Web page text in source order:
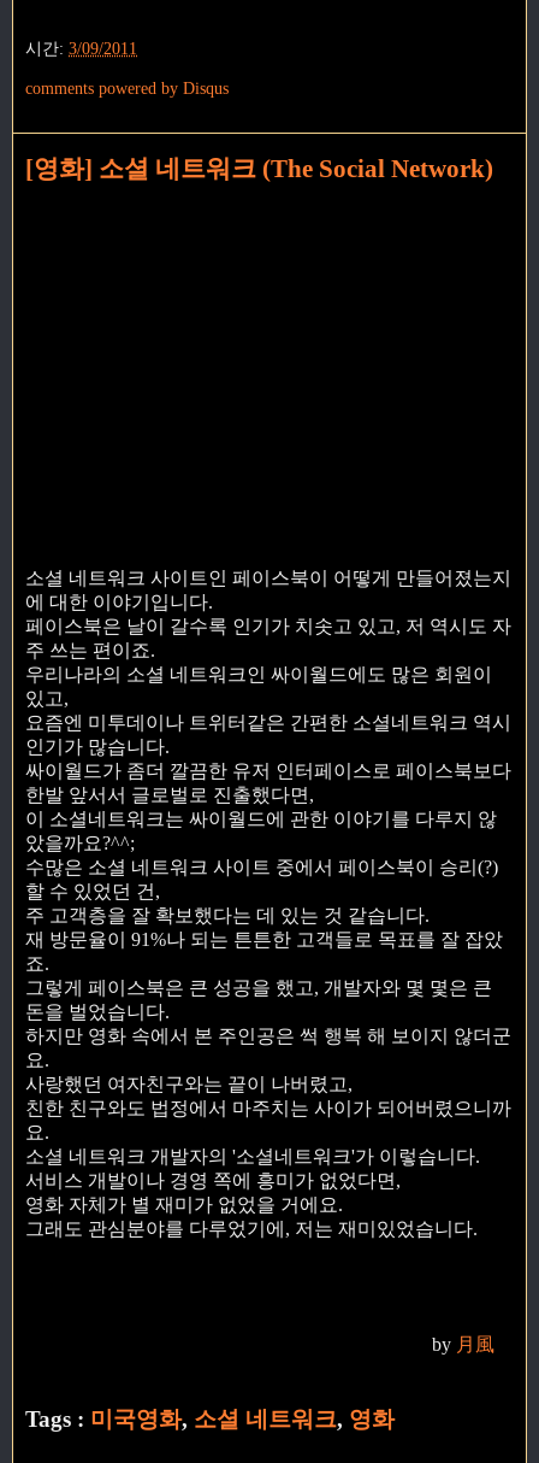
시간: 3/09/2011
comments powered by Disqus
[영화] 소셜 네트워크 (The Social Network)
소셜 네트워크 사이트인 페이스북이 어떻게 만들어졌는지
에 대한 이야기입니다.
페이스북은 날이 갈수록 인기가 치솟고 있고, 저 역시도 자
주 쓰는 편이죠.
우리나라의 소셜 네트워크인 싸이월드에도 많은 회원이
있고,
요즘엔 미투데이나 트위터같은 간편한 소셜네트워크 역시
인기가 많습니다.
싸이월드가 좀더 깔끔한 유저 인터페이스로 페이스북보다
한발 앞서서 글로벌로 진출했다면,
이 소셜네트워크는 싸이월드에 관한 이야기를 다루지 않
았을까요?^^;
수많은 소셜 네트워크 사이트 중에서 페이스북이 승리(?)
할 수 있었던 건,
주 고객층을 잘 확보했다는 데 있는 것 같습니다.
재 방문율이 91%나 되는 튼튼한 고객들로 목표를 잘 잡았
죠.
그렇게 페이스북은 큰 성공을 했고, 개발자와 몇 몇은 큰
돈을 벌었습니다.
하지만 영화 속에서 본 주인공은 썩 행복 해 보이지 않더군
요.
사랑했던 여자친구와는 끝이 나버렸고,
친한 친구와도 법정에서 마주치는 사이가 되어버렸으니까
요.
소셜 네트워크 개발자의 '소셜네트워크'가 이렇습니다.
서비스 개발이나 경영 쪽에 흥미가 없었다면,
영화 자체가 별 재미가 없었을 거에요.
그래도 관심분야를 다루었기에, 저는 재미있었습니다.
by 月風
Tags : 미국영화, 소셜 네트워크, 영화